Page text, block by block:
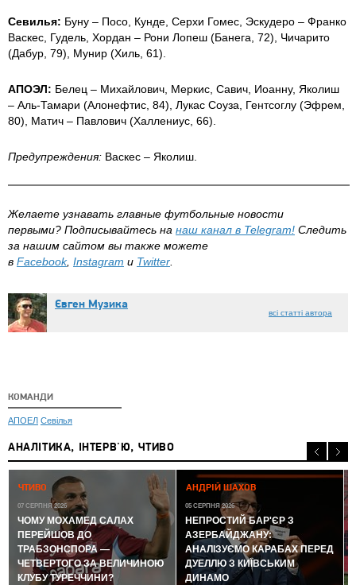
Севилья: Буну – Посо, Кунде, Серхи Гомес, Эскудеро – Франко
Васкес, Гудель, Хордан – Рони Лопеш (Банега, 72), Чичарито
(Дабур, 79), Мунир (Хиль, 61).
АПОЭЛ: Белец – Михайлович, Меркис, Савич, Иоанну, Яколиш
– Аль-Тамари (Алонефтис, 84), Лукас Соуза, Гентсоглу (Эфрем,
80), Матич – Павлович (Халлениус, 66).
Предупреждения: Васкес – Яколиш.
Желаете узнавать главные футбольные новости
первыми? Подписывайтесь на наш канал в Telegram! Следить
за нашим сайтом вы также можете
в Facebook, Instagram и Twitter.
Євген Музика
всі статті автора
КОМАНДИ
АПОЕЛ Севілья
АНАЛІТИКА, ІНТЕРВ'Ю, ЧТИВО
ЧТИВО
07 СЕРПНЯ 2026
ЧОМУ МОХАМЕД САЛАХ
ПЕРЕЙШОВ ДО
ТРАБЗОНСПОРА —
ЧЕТВЕРТОГО ЗА ВЕЛИЧИНОЮ
КЛУБУ ТУРЕЧЧИНИ?
АНДРІЙ ШАХОВ
05 СЕРПНЯ 2026
НЕПРОСТИЙ БАР'ЄР З
АЗЕРБАЙДЖАНУ:
АНАЛІЗУЄМО КАРАБАХ ПЕРЕД
ДУЕЛЛЮ З КИЇВСЬКИМ
ДИНАМО